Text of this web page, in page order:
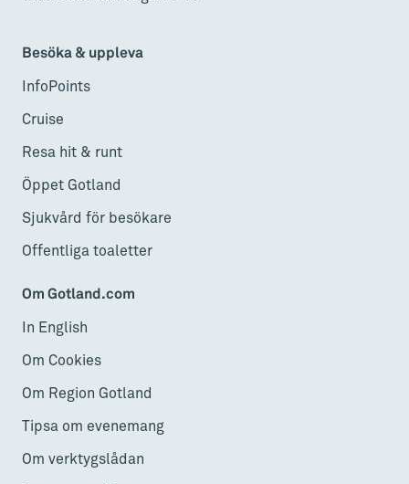
Besöka & uppleva
InfoPoints
Cruise
Resa hit & runt
Öppet Gotland
Sjukvård för besökare
Offentliga toaletter
Om Gotland.com
In English
Om Cookies
Om Region Gotland
Tipsa om evenemang
Om verktygslådan